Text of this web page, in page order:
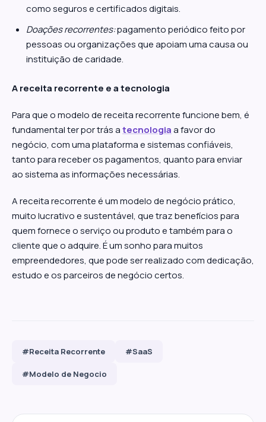
como seguros e certificados digitais.
Doações recorrentes:pagamento periódico feito por
pessoas ou organizações que apoiam uma causa ou
instituição de caridade.
A receita recorrente e a tecnologia
Para que o modelo de receita recorrente funcione bem, é
fundamental ter por trás atecnologiaa favor do
negócio, com uma plataforma e sistemas confiáveis,
tanto para receber os pagamentos, quanto para enviar
ao sistema as informações necessárias.
A receita recorrente é um modelo de negócio prático,
muito lucrativo e sustentável, que traz benefícios para
quem fornece o serviço ou produto e também para o
cliente que o adquire. É um sonho para muitos
empreendedores, que pode ser realizado com dedicação,
estudo e os parceiros de negócio certos.
#Receita Recorrente #SaaS
#Modelo de Negocio